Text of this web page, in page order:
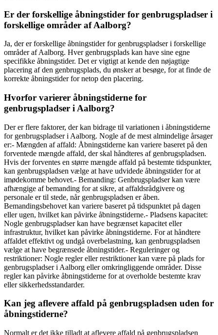
Er der forskellige åbningstider for genbrugspladser i
forskellige områder af Aalborg?
Ja, der er forskellige åbningstider for genbrugspladser i forskellige
områder af Aalborg. Hver genbrugsplads kan have sine egne
specifikke åbningstider. Det er vigtigt at kende den nøjagtige
placering af den genbrugsplads, du ønsker at besøge, for at finde de
korrekte åbningstider for netop den placering.
Hvorfor varierer åbningstiderne for
genbrugspladser i Aalborg?
Der er flere faktorer, der kan bidrage til variationen i åbningstiderne
for genbrugspladser i Aalborg. Nogle af de mest almindelige årsager
er:- Mængden af affald: Åbningstiderne kan variere baseret på den
forventede mængde affald, der skal håndteres af genbrugspladsen.
Hvis der forventes en større mængde affald på bestemte tidspunkter,
kan genbrugspladsen vælge at have udvidede åbningstider for at
imødekomme behovet.- Bemanding: Genbrugspladser kan være
afhængige af bemanding for at sikre, at affaldsrådgivere og
personale er til stede, når genbrugspladsen er åben.
Bemandingsbehovet kan variere baseret på tidspunktet på dagen
eller ugen, hvilket kan påvirke åbningstiderne.- Pladsens kapacitet:
Nogle genbrugspladser kan have begrænset kapacitet eller
infrastruktur, hvilket kan påvirke åbningstiderne. For at håndtere
affaldet effektivt og undgå overbelastning, kan genbrugspladsen
vælge at have begrænsede åbningstider.- Reguleringer og
restriktioner: Nogle regler eller restriktioner kan være på plads for
genbrugspladser i Aalborg eller omkringliggende områder. Disse
regler kan påvirke åbningstiderne for at overholde bestemte krav
eller sikkerhedsstandarder.
Kan jeg aflevere affald på genbrugspladsen uden for
åbningstiderne?
Normalt er det ikke tilladt at aflevere affald på genbrugspladsen